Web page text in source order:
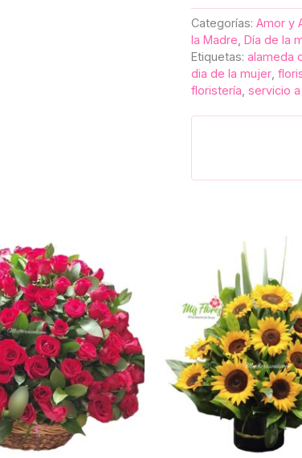
Categorías: Amor y
la Madre Día de la
Etiquetas: alameda
dia de la mujer
floristería servicio